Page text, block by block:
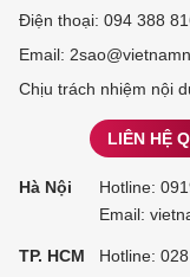
Điện thoại: 094 388
Email:
Chịu trách nhiệm nội
LIÊN HỆ
Hà Nội Hotline:
Email:
TP. HCM Hotline: